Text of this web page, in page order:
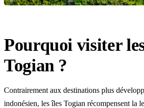
Pourquoi visiter
Togian ?
Contrairement aux destinations plus
indonésien, les îles Togian récompensent la